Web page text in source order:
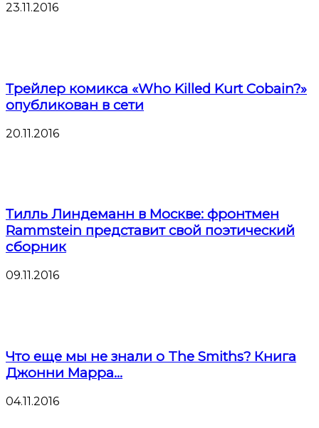
23.11.2016
Трейлер комикса «Who Killed Kurt Cobain?»
опубликован в сети
20.11.2016
Тилль Линдеманн в Москве: фронтмен
Rammstein представит свой поэтический
сборник
09.11.2016
Что еще мы не знали о The Smiths? Книга
Джонни Марра...
04.11.2016